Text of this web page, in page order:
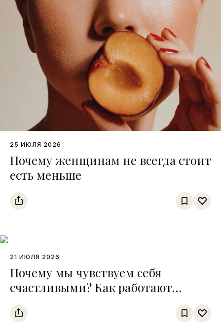
25 ИЮЛЯ 2026
Почему женщинам не всегда стоит
есть меньше
21 ИЮЛЯ 2026
Почему мы чувствуем себя
счастливыми? Как работают
четыре главные «молекулы
хорошего настроения»